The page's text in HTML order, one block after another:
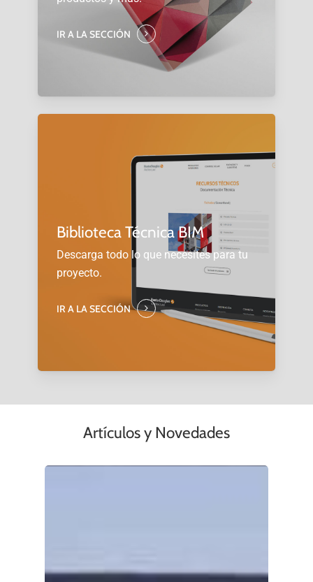
IR A LA SECCIÓN
Biblioteca Técnica BIM
Descarga todo lo que necesites para tu
proyecto.
IR A LA SECCIÓN
Artículos y Novedades